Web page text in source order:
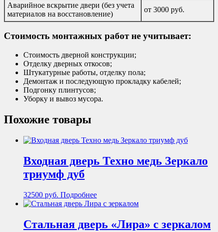
Аварийное вскрытие двери (без учета
материалов на восстановление)
от 3000 руб.
Стоимость монтажных работ не учитывает:
Стоимость дверной конструкции;
Отделку дверных откосов;
Штукатурные работы, отделку пола;
Демонтаж и последующую прокладку кабелей;
Подгонку плинтусов;
Уборку и вывоз мусора.
Похожие товары
Входная дверь Техно медь Зеркало
триумф дуб
32500 руб. Подробнее
Стальная дверь «Лира» с зеркалом